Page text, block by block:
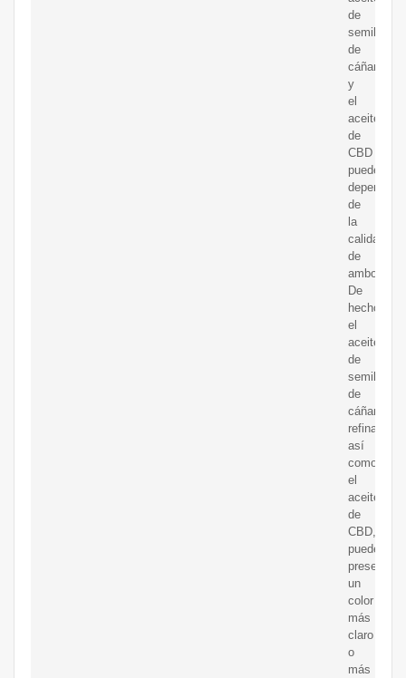
de
semillas
de
cáñamo
y
el
aceite
de
CBD
pueden
depender
de
la
calidad
de
ambos.
De
hecho,
el
aceite
de
semillas
de
cáñamo
refinado,
así
como
el
aceite
de
CBD,
pueden
presentar
un
color
más
claro
o
más